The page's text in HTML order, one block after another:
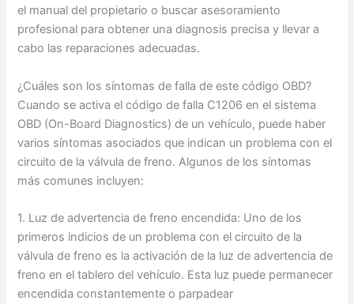
el manual del propietario o buscar asesoramiento
profesional para obtener una diagnosis precisa y llevar a
cabo las reparaciones adecuadas.
¿Cuáles son los síntomas de falla de este código OBD?
Cuando se activa el código de falla C1206 en el sistema
OBD (On-Board Diagnostics) de un vehículo, puede haber
varios síntomas asociados que indican un problema con el
circuito de la válvula de freno. Algunos de los síntomas
más comunes incluyen:
1. Luz de advertencia de freno encendida: Uno de los
primeros indicios de un problema con el circuito de la
válvula de freno es la activación de la luz de advertencia de
freno en el tablero del vehículo. Esta luz puede permanecer
encendida constantemente o parpadear